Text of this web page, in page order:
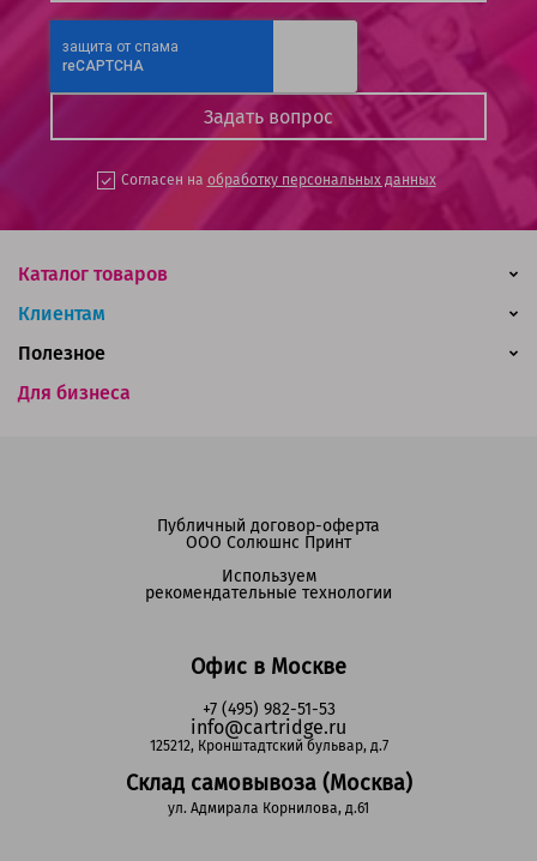
Согласен на обработку персональных данных
Каталог товаров
Клиентам
Для бизнеса
Полезное
Офис в Москве
+7 (495) 982-51-53
info@cartridge.ru
125212, Кронштадтский бульвар, д.7
Склад самовывоза (Москва)
ул. Адмирала Корнилова, д.61
Публичный договор-оферта
ООО Солюшнс Принт
Используем
рекомендательные технологии